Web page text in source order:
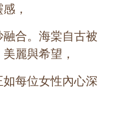
，
合。海棠自古被
麗與希望，
每位女性內心深